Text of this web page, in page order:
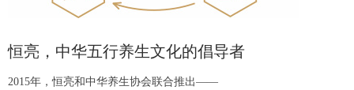
恒亮，中华五行养生文化的倡导者
2015年，恒亮和中华养生协会联合推出——